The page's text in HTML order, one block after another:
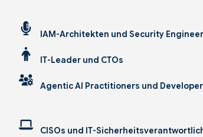
IAM-Architekten und Security
IT-Leader und CTOs
Agentic AI Practitioners und Developer
CISOs und IT-